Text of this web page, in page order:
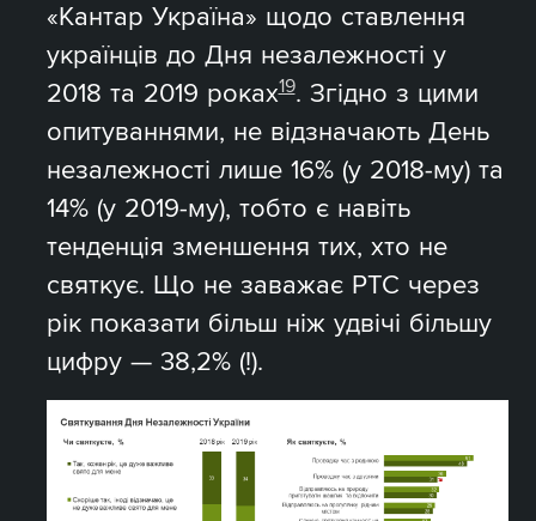
«Кантар Україна» щодо ставлення
українців до Дня незалежності у
2018 та 2019 роках19. Згідно з цими
опитуваннями, не відзначають День
незалежності лише 16% (у 2018-му) та
14% (у 2019-му), тобто є навіть
тенденція зменшення тих, хто не
святкує. Що не заважає РТС через
рік показати більш ніж удвічі більшу
цифру — 38,2% (!).